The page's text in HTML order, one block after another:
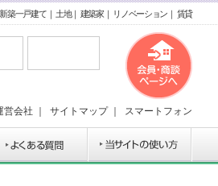
新築一戸建て｜ 土地｜ 建築家｜ リノベーション ｜ 賃貸
営会社 サイトマップ｜ スマートフォン